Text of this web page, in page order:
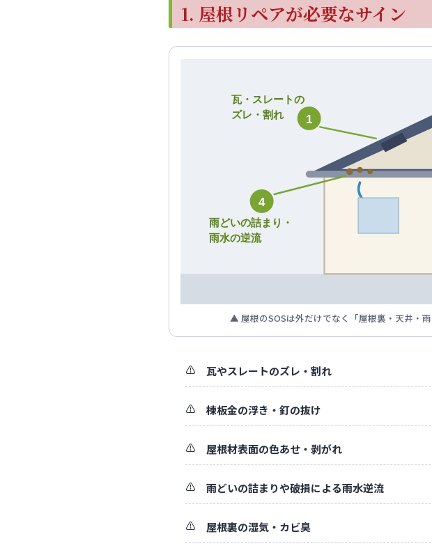
1. 屋根リペアが必要なサイン
1
瓦・スレートの
ズレ・割れ
4
雨どいの詰まり・
雨水の逆流
▲ 屋根のSOSは外だけでなく「屋根裏・天井・
瓦やスレートのズレ・割れ
棟板金の浮き・釘の抜け
屋根材表面の色あせ・剥がれ
雨どいの詰まりや破損による雨水逆流
屋根裏の湿気・カビ臭